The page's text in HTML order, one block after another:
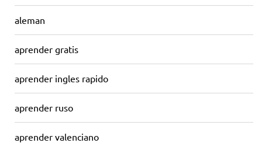
aleman
aprender gratis
aprender ingles rapido
aprender ruso
aprender valenciano